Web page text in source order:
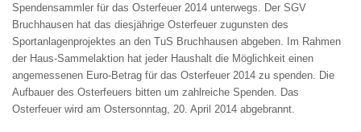
Spendensammler für das Osterfeuer 2014 unterwegs. Der SGV
Bruchhausen hat das diesjährige Osterfeuer zugunsten des
Sportanlagenprojektes an den TuS Bruchhausen abgeben. Im Rahmen
der Haus-Sammelaktion hat jeder Haushalt die Möglichkeit einen
angemessenen Euro-Betrag für das Osterfeuer 2014 zu spenden. Die
Aufbauer des Osterfeuers bitten um zahlreiche Spenden. Das
Osterfeuer wird am Ostersonntag, 20. April 2014 abgebrannt.